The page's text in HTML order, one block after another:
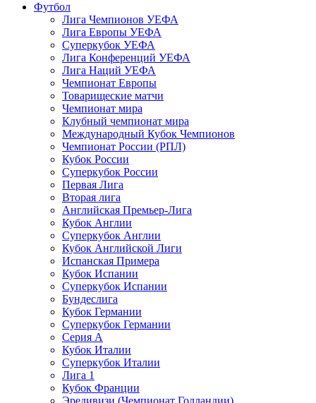
Футбол
Лига Чемпионов УЕФА
Лига Европы УЕФА
Суперкубок УЕФА
Лига Конференций УЕФА
Лига Наций УЕФА
Чемпионат Европы
Товарищеские матчи
Чемпионат мира
Клубный чемпионат мира
Международный Кубок Чемпионов
Чемпионат России (РПЛ)
Кубок России
Суперкубок России
Первая Лига
Вторая лига
Английская Премьер-Лига
Кубок Англии
Суперкубок Англии
Кубок Английской Лиги
Испанская Примера
Кубок Испании
Суперкубок Испании
Бундеслига
Кубок Германии
Суперкубок Германии
Серия А
Кубок Италии
Суперкубок Италии
Лига 1
Кубок Франции